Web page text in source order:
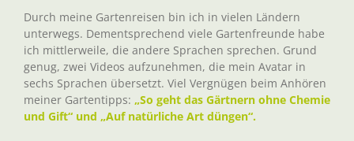
Durch meine Gartenreisen bin ich in vielen Ländern
unterwegs. Dementsprechend viele Gartenfreunde habe
ich mittlerweile, die andere Sprachen sprechen. Grund
genug, zwei Videos aufzunehmen, die mein Avatar in
sechs Sprachen übersetzt. Viel Vergnügen beim Anhören
meiner Gartentipps: „So geht das Gärtnern ohne Chemie
und Gift“ und „Auf natürliche Art düngen“.